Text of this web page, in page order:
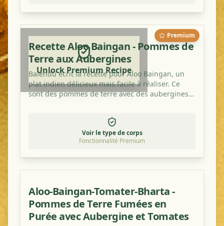
Premium
Unlock Premium Recipe
Recette Aloo Baingan - Pommes de
Terre aux Aubergines
Balendu écrit la recette pour Aloo Baingan, un
plat indien délicieux mais facile à réaliser. Ce
sont des pommes de terre avec des aubergines
Voir le type de corps
Fonctionnalité Premium
Aloo-Baingan-Tomater-Bharta -
Pommes de Terre Fumées en
Purée avec Aubergine et Tomates